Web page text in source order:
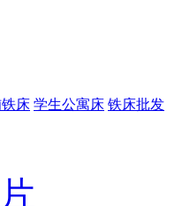
铁床 学生公寓床 铁床批发